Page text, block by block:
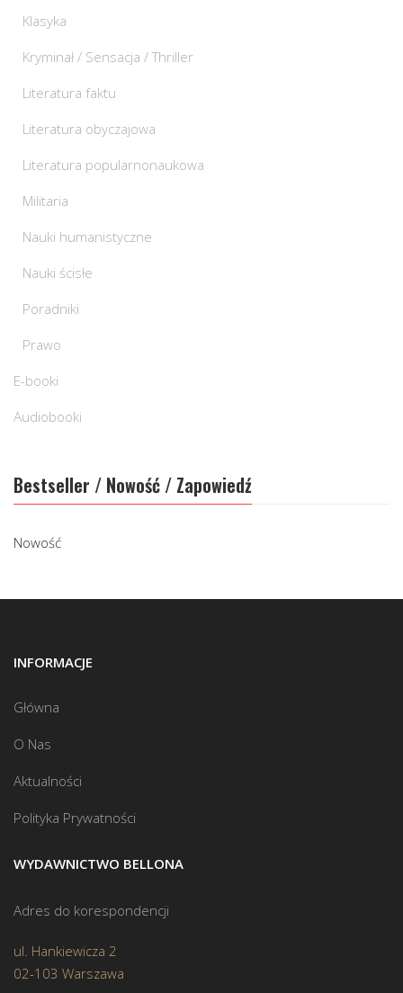
Klasyka
Kryminał / Sensacja / Thriller
Literatura faktu
Literatura obyczajowa
Literatura popularnonaukowa
Militaria
Nauki humanistyczne
Nauki ścisłe
Poradniki
Prawo
E-booki
Audiobooki
Bestseller / Nowość / Zapowiedź
Nowość
INFORMACJE
Główna
O Nas
Aktualności
Polityka Prywatności
WYDAWNICTWO BELLONA
Adres do korespondencji
ul. Hankiewicza 2
02-103 Warszawa